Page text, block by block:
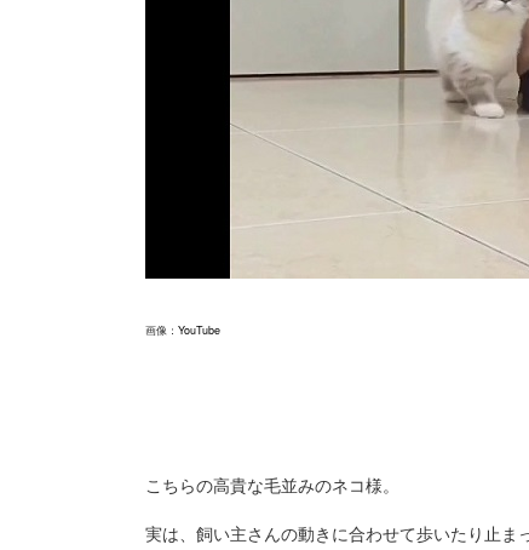
画像： YouTube
こちらの高貴な毛並みのネコ様。
実は、飼い主さんの動きに合わせて歩いたり止ま